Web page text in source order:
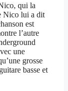
qui la
Nico lui a dit
est
l’autre
une
grosse
basse et